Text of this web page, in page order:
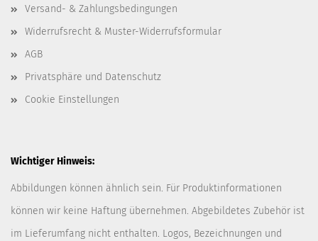
Versand- & Zahlungsbedingungen
Widerrufsrecht & Muster-Widerrufsformular
AGB
Privatsphäre und Datenschutz
Cookie Einstellungen
Wichtiger Hinweis:
Abbildungen können ähnlich sein. Für Produktinformationen
können wir keine Haftung übernehmen. Abgebildetes Zubehör ist
im Lieferumfang nicht enthalten. Logos, Bezeichnungen und